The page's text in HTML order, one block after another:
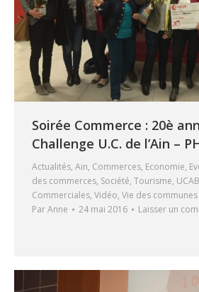
Soirée Commerce : 20è
Challenge U.C. de l’Ain –
Actualités, Ain, Commerces, Economie,
des commerces, Société, Tourisme,
Commerciales, Vidéo, Vie des communes
ParAnne 24 mai 2016 Laisser un